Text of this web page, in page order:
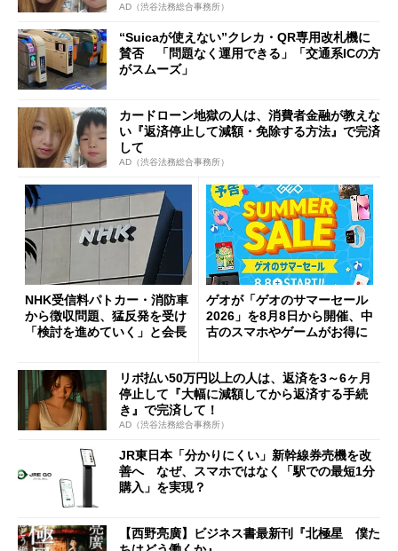
AD（渋谷法務総合事務所）
“Suicaが使えない”クレカ・QR専用改札機に
賛否 「問題なく運用できる」「交通系ICの方
がスムーズ」
カードローン地獄の人は、消費者金融が教えな
い『返済停止して減額・免除する方法』で完済
して
AD（渋谷法務総合事務所）
NHK受信料パトカー・消防車
から徴収問題、猛反発を受け
「検討を進めていく」と会長
ゲオが「ゲオのサマーセール
2026」を8月8日から開催、中
古のスマホやゲームがお得に
リボ払い50万円以上の人は、返済を3～6ヶ月
停止して『大幅に減額してから返済する手続
き』で完済して！
AD（渋谷法務総合事務所）
JR東日本「分かりにくい」新幹線券売機を改
善へ なぜ、スマホではなく「駅での最短1分
購入」を実現？
【西野亮廣】ビジネス書最新刊『北極星 僕た